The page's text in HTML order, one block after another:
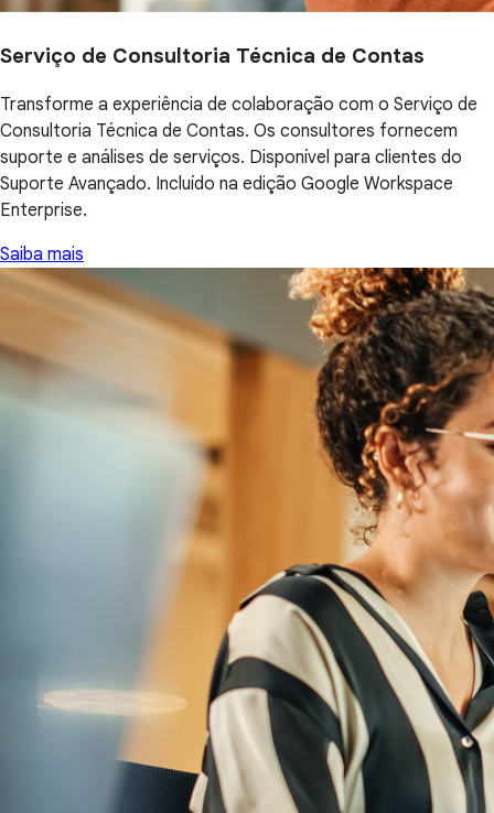
Serviço de Consultoria Técnica de Contas
Transforme a experiência de colaboração com o Serviço de
Consultoria Técnica de Contas. Os consultores fornecem
suporte e análises de serviços. Disponível para clientes do
Suporte Avançado. Incluído na edição Google Workspace
Enterprise.
Saiba mais